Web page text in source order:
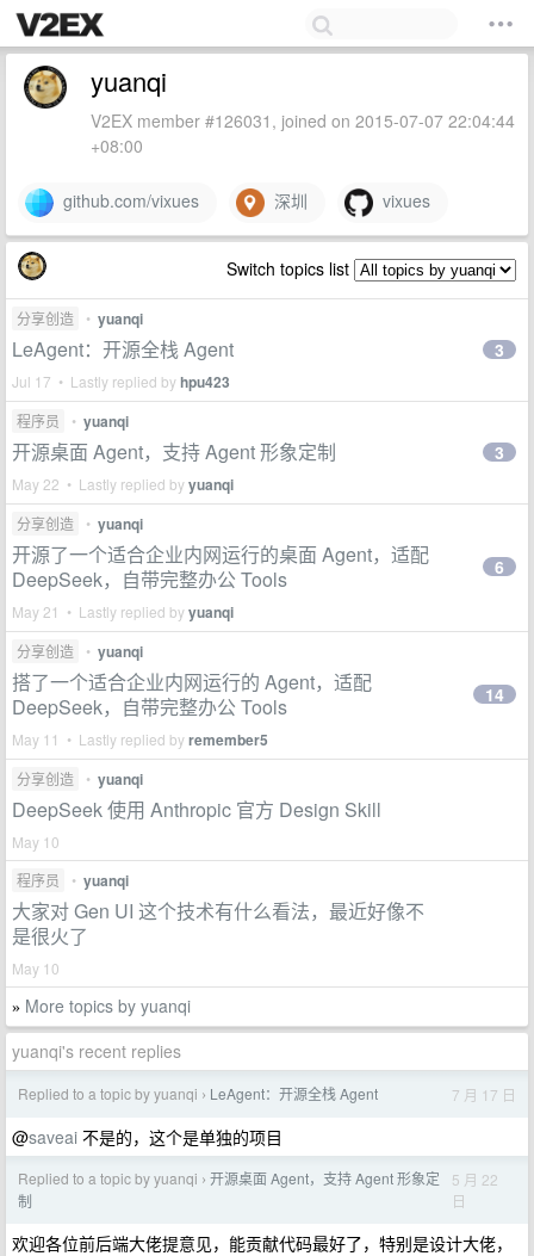
yuanqi
V2EX member #126031, joined on 2015-07-07 22:04:44
+08:00
github.com/vixues 深圳 vixues
Switch topics list
分享创造 • yuanqi
LeAgent：开源全栈 Agent
Jul 17 • Lastly replied byhpu423
3
程序员 • yuanqi
开源桌面 Agent，支持 Agent 形象定制
May 22 • Lastly replied byyuanqi
3
分享创造 • yuanqi
开源了一个适合企业内网运行的桌面 Agent，适配
DeepSeek，自带完整办公 Tools
May 21 • Lastly replied byyuanqi
6
分享创造 • yuanqi
搭了一个适合企业内网运行的 Agent，适配
DeepSeek，自带完整办公 Tools
May 11 • Lastly replied byremember5
14
分享创造 • yuanqi
DeepSeek 使用 Anthropic 官方 Design Skill
May 10
程序员
• yuanqi
大家对 Gen UI 这个技术有什么看法，最近好像不
是很火了
May 10
» More topics by yuanqi
yuanqi's recent replies
Replied to a topic by yuanqi › LeAgent：开源全栈 Agent 7 月 17 日
@saveai 不是的，这个是单独的项目
Replied to a topic by yuanqi › 开源桌面 Agent，支持 Agent 形象定
制
5 月 22
日
欢迎各位前后端大佬提意见，能贡献代码最好了，特别是设计大佬，